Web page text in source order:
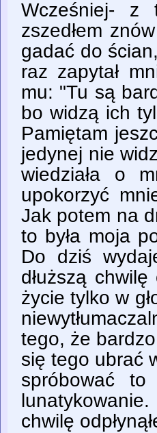
Wcześniej- z
zszedłem
gadać do
raz zapytał
mu: "Tu są
bo widzą ich
Pamiętam
jedynej nie
wiedziała o
upokorzyć
Jak potem na
to była moja
Do dziś
dłuższą
życie tylko w
tego, że
się tego ubrać
spróbować
chwilę